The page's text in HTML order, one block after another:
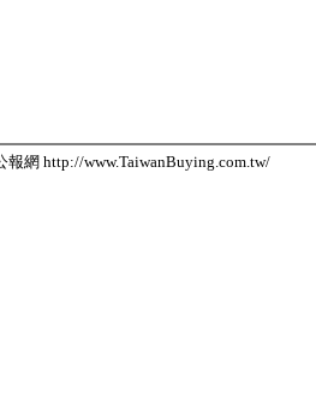
報網 http://www.TaiwanBuying.com.tw/